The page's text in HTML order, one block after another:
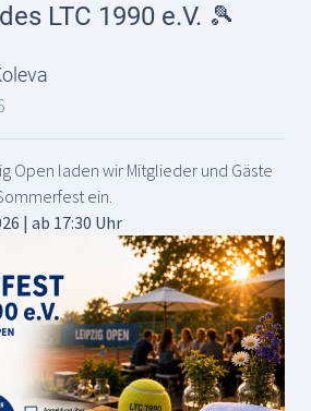
LTC 1990 e.V. 🎾
Open laden wir Mitglieder und Gäste
ein.
| ab 17:30 Uhr